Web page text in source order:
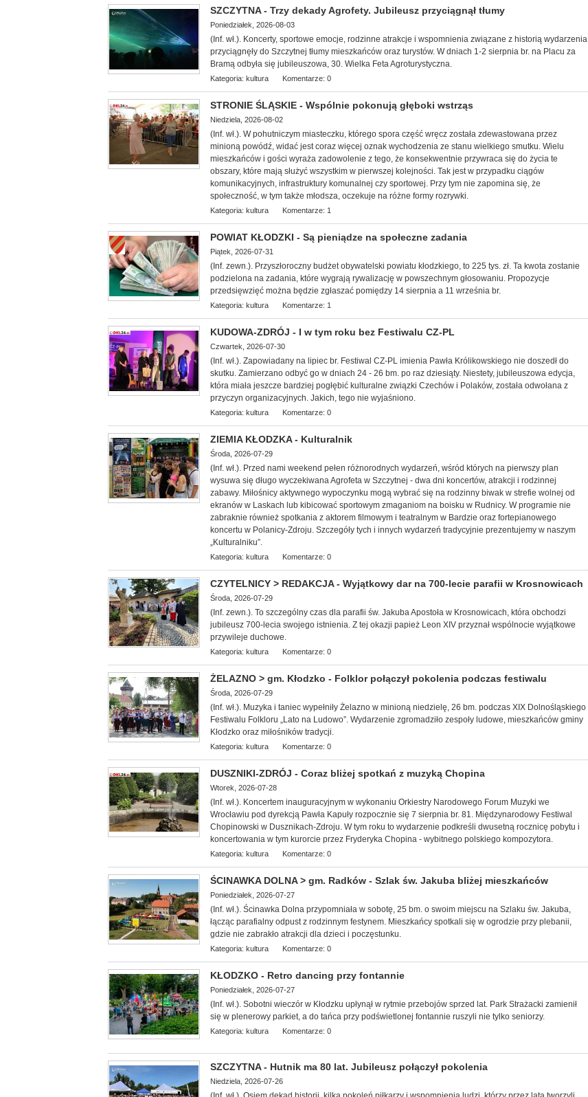
SZCZYTNA - Trzy dekady Agrofety. Jubileusz przyciągnął tłumy
Poniedziałek, 2026-08-03
(Inf. wł.). Koncerty, sportowe emocje, rodzinne atrakcje i wspomnienia związane z historią wydarzenia
przyciągnęły do Szczytnej tłumy mieszkańców oraz turystów. W dniach 1-2 sierpnia br. na Placu za
Bramą odbyła się jubileuszowa, 30. Wielka Feta Agroturystyczna.
Kategoria: kultura Komentarze: 0
STRONIE ŚLĄSKIE - Wspólnie pokonują głęboki wstrząs
Niedziela, 2026-08-02
(Inf. wł.). W pohutniczym miasteczku, którego spora część wręcz została zdewastowana przez
minioną powódź, widać jest coraz więcej oznak wychodzenia ze stanu wielkiego smutku. Wielu
mieszkańców i gości wyraża zadowolenie z tego, że konsekwentnie przywraca się do życia te
obszary, które mają służyć wszystkim w pierwszej kolejności. Tak jest w przypadku ciągów
komunikacyjnych, infrastruktury komunalnej czy sportowej. Przy tym nie zapomina się, że
społeczność, w tym także młodsza, oczekuje na różne formy rozrywki.
Kategoria: kultura Komentarze: 1
POWIAT KŁODZKI - Są pieniądze na społeczne zadania
Piątek, 2026-07-31
(Inf. zewn.). Przyszłoroczny budżet obywatelski powiatu kłodzkiego, to 225 tys. zł. Ta kwota zostanie
podzielona na zadania, które wygrają rywalizację w powszechnym głosowaniu. Propozycje
przedsięwzięć można będzie zgłaszać pomiędzy 14 sierpnia a 11 września br.
Kategoria: kultura Komentarze: 1
KUDOWA-ZDRÓJ - I w tym roku bez Festiwalu CZ-PL
Czwartek, 2026-07-30
(Inf. wł.). Zapowiadany na lipiec br. Festiwal CZ-PL imienia Pawła Królikowskiego nie doszedł do
skutku. Zamierzano odbyć go w dniach 24 - 26 bm. po raz dziesiąty. Niestety, jubileuszowa edycja,
która miała jeszcze bardziej pogłębić kulturalne związki Czechów i Polaków, została odwołana z
przyczyn organizacyjnych. Jakich, tego nie wyjaśniono.
Kategoria: kultura Komentarze: 0
ZIEMIA KŁODZKA - Kulturalnik
Środa, 2026-07-29
(Inf. wł.). Przed nami weekend pełen różnorodnych wydarzeń, wśród których na pierwszy plan
wysuwa się długo wyczekiwana Agrofeta w Szczytnej - dwa dni koncertów, atrakcji i rodzinnej
zabawy. Miłośnicy aktywnego wypoczynku mogą wybrać się na rodzinny biwak w strefie wolnej od
ekranów w Laskach lub kibicować sportowym zmaganiom na boisku w Rudnicy. W programie nie
zabraknie również spotkania z aktorem filmowym i teatralnym w Bardzie oraz fortepianowego
koncertu w Polanicy-Zdroju. Szczegóły tych i innych wydarzeń tradycyjnie prezentujemy w naszym
„Kulturalniku”.
Kategoria: kultura Komentarze: 0
CZYTELNICY > REDAKCJA - Wyjątkowy dar na 700-lecie parafii w Krosnowicach
Środa, 2026-07-29
(Inf. zewn.). To szczególny czas dla parafii św. Jakuba Apostoła w Krosnowicach, która obchodzi
jubileusz 700-lecia swojego istnienia. Z tej okazji papież Leon XIV przyznał wspólnocie wyjątkowe
przywileje duchowe.
Kategoria: kultura Komentarze: 0
ŻELAZNO > gm. Kłodzko - Folklor połączył pokolenia podczas festiwalu
Środa, 2026-07-29
(Inf. wł.). Muzyka i taniec wypełniły Żelazno w minioną niedzielę, 26 bm. podczas XIX Dolnośląskiego
Festiwalu Folkloru „Lato na Ludowo”. Wydarzenie zgromadziło zespoły ludowe, mieszkańców gminy
Kłodzko oraz miłośników tradycji.
Kategoria: kultura Komentarze: 0
DUSZNIKI-ZDRÓJ - Coraz bliżej spotkań z muzyką Chopina
Wtorek, 2026-07-28
(Inf. wł.). Koncertem inauguracyjnym w wykonaniu Orkiestry Narodowego Forum Muzyki we
Wrocławiu pod dyrekcją Pawła Kapuły rozpocznie się 7 sierpnia br. 81. Międzynarodowy Festiwal
Chopinowski w Dusznikach-Zdroju. W tym roku to wydarzenie podkreśli dwusetną rocznicę pobytu i
koncertowania w tym kurorcie przez Fryderyka Chopina - wybitnego polskiego kompozytora.
Kategoria: kultura Komentarze: 0
ŚCINAWKA DOLNA > gm. Radków - Szlak św. Jakuba bliżej mieszkańców
Poniedziałek, 2026-07-27
(Inf. wł.). Ścinawka Dolna przypomniała w sobotę, 25 bm. o swoim miejscu na Szlaku św. Jakuba,
łącząc parafialny odpust z rodzinnym festynem. Mieszkańcy spotkali się w ogrodzie przy plebanii,
gdzie nie zabrakło atrakcji dla dzieci i poczęstunku.
Kategoria: kultura Komentarze: 0
KŁODZKO - Retro dancing przy fontannie
Poniedziałek, 2026-07-27
(Inf. wł.). Sobotni wieczór w Kłodzku upłynął w rytmie przebojów sprzed lat. Park Strażacki zamienił
się w plenerowy parkiet, a do tańca przy podświetlonej fontannie ruszyli nie tylko seniorzy.
Kategoria: kultura Komentarze: 0
SZCZYTNA - Hutnik ma 80 lat. Jubileusz połączył pokolenia
Niedziela, 2026-07-26